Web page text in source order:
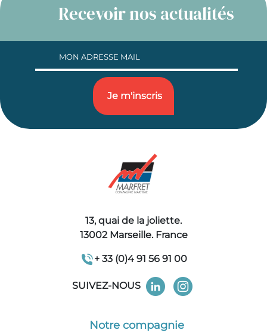
Recevoir nos actualités
13, quai de la joliette.
13002 Marseille. France
+ 33 (0)4 91 56 91 00
SUIVEZ-NOUS
Notre compagnie